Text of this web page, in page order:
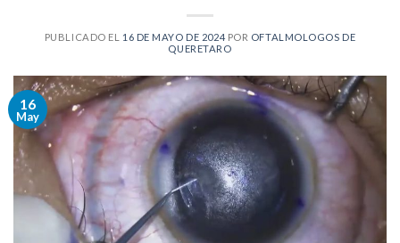
PUBLICADO EL 16 DE MAYO DE 2024 POR OFTALMOLOGOS DE
QUERETARO
16
May